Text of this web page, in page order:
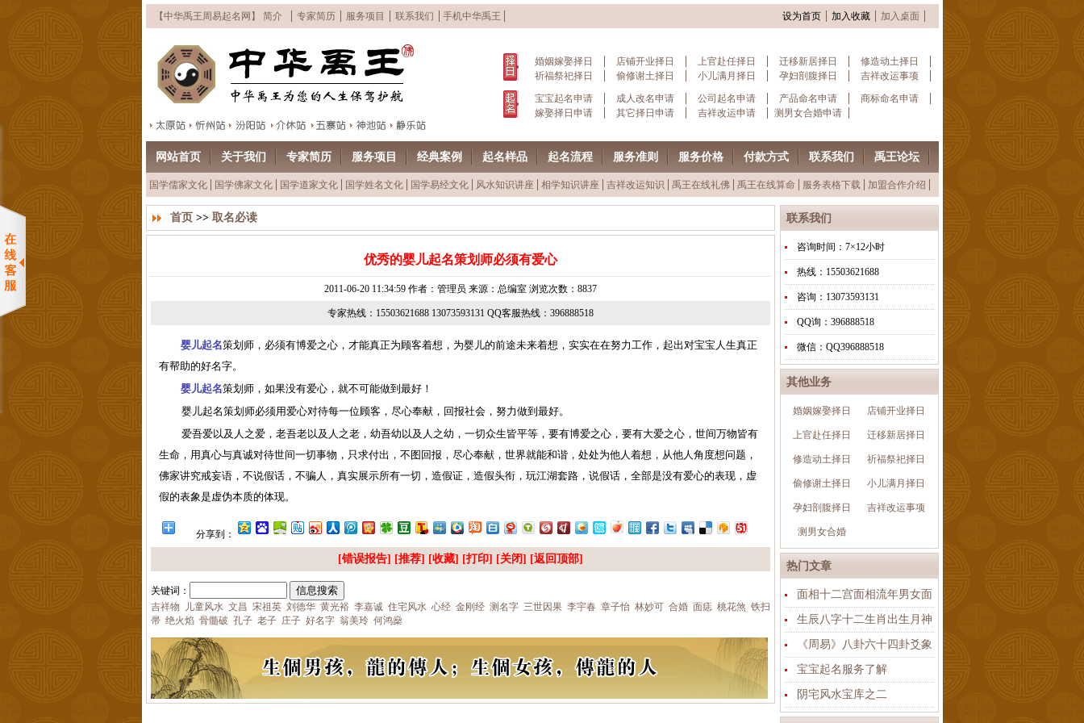
【中华禹王周易起名网】 简介 专家简历 服务项目 联系我们 手机中华禹王 设为首页 加入收藏 加入桌面
婚姻嫁娶择日 店铺开业择日 上官赴任择日 迁移新居择日
修造动土择日
祈福祭祀择日
偷修谢土择日 小儿满月择日 孕妇剖腹择日
吉祥改运事项
宝宝起名申请
成人改名申请 公司起名申请 产品命名申请
商标命名申请
嫁娶择日申请
其它择日申请 吉祥改运申请 测男女合婚申请
网站首页 关于我们 专家简历 服务项目 经典案例 起名样品 起名流程 服务准则 服务价格 付款方式 联系我们 禹王论坛
国学儒家文化 国学佛家文化 国学道家文化 国学姓名文化 国学易经文化 风水知识讲座 相学知识讲座 吉祥改运知识 禹王在线礼佛 禹王在线算命 服务表格下载 加盟合作介绍
联系我们
咨询时间：7×12小时
热线：15503621688
咨询：13073593131
QQ询：396888518
微信：QQ396888518
其他业务
婚姻嫁娶择日 店铺开业择日
上官赴任择日 迁移新居择日
修造动土择日 祈福祭祀择日
偷修谢土择日 小儿满月择日
孕妇剖腹择日 吉祥改运事项
测男女合婚
热门文章
面相十二宫面相流年男女面
生辰八字十二生肖出生月神
《周易》八卦六十四卦爻象
宝宝起名服务了解
阴宅风水宝库之二
首页 >>取名必读
优秀的婴儿起名策划师必须有爱心
2011-06-20 11:34:59 作者：管理员 来源：总编室 浏览次数：8837
专家热线：15503621688 13073593131 QQ客服热线：396888518
婴儿起名策划师，必须有博爱之心，才能真正为顾客着想，为婴儿的前途未来着想，实实在在努力工作，起出对宝宝人生真正
有帮助的好名字。
婴儿起名策划师，如果没有爱心，就不可能做到最好！
婴儿起名策划师必须用爱心对待每一位顾客，尽心奉献，回报社会，努力做到最好。
爱吾爱以及人之爱，老吾老以及人之老，幼吾幼以及人之幼，一切众生皆平等，要有博爱之心，要有大爱之心，世间万物皆有
生命，用真心与真诚对待世间一切事物，只求付出，不图回报，尽心奉献，世界就能和谐，处处为他人着想，从他人角度想问题，
佛家讲究戒妄语，不说假话，不骗人，真实展示所有一切，造假证，造假头衔，玩江湖套路，说假话，全部是没有爱心的表现，虚
假的表象是虚伪本质的体现。
分享到：
[错误报告] [推荐] [收藏] [打印] [关闭] [返回顶部]
关键词：
吉祥物
儿童风水 文昌 宋祖英 刘德华 黄光裕 李嘉诚 住宅风水 心经 金刚经 测名字 三世因果 李宇春 章子怡 林妙可 合婚 面痣 桃花煞 铁扫
帚 绝火焰 骨髓破 孔子 老子 庄子 好名字 翁美玲 何鸿燊